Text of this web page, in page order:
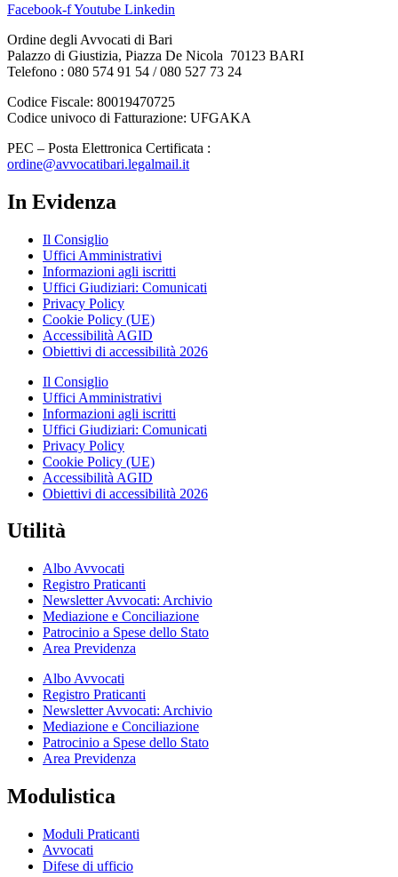
Facebook-fYoutube Linkedin
Ordine degli Avvocati di Bari
Palazzo di Giustizia, Piazza De Nicola 70123 BARI
Telefono : 080 574 91 54 / 080 527 73 24
Codice Fiscale: 80019470725
Codice univoco di Fatturazione: UFGAKA
PEC – Posta Elettronica Certificata :
ordine@avvocatibari.legalmail.it
In Evidenza
Il Consiglio
Uffici Amministrativi
Informazioni agli iscritti
Uffici Giudiziari: Comunicati
Privacy Policy
Cookie Policy (UE)
Accessibilità AGID
Obiettivi di accessibilità 2026
Il Consiglio
Uffici Amministrativi
Informazioni agli iscritti
Uffici Giudiziari: Comunicati
Privacy Policy
Cookie Policy (UE)
Accessibilità AGID
Obiettivi di accessibilità 2026
Utilità
Albo Avvocati
Registro Praticanti
Newsletter Avvocati: Archivio
Mediazione e Conciliazione
Patrocinio a Spese dello Stato
Area Previdenza
Albo Avvocati
Registro Praticanti
Newsletter Avvocati: Archivio
Mediazione e Conciliazione
Patrocinio a Spese dello Stato
Area Previdenza
Modulistica
Moduli Praticanti
Avvocati
Difese di ufficio